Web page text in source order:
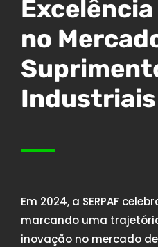
Excelência
no
Industriais
Em 2024, a SERPAF
marcando uma
inovação no mercado